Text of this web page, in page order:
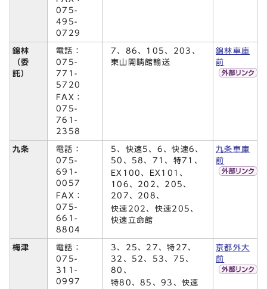
075-
495-
0729
錦林
（委
託）
電話：
075-
771-
5720
FAX：
075-
761-
2358
7、86、105、203、
東山開睛館輸送
錦林車庫
前
九条
電話：
075-
691-
0057
FAX：
075-
661-
8804
5、快速5、6、快速6、
50、58、71、特71、
EX100、EX101、
106、202、205、
207、208、
快速202、快速205、
快速立命館
九条車庫
前
梅津
電話：
075-
311-
0997
3、25、27、特27、
32、52、53、75、
80、
特80、85、93、快速
京都外大
前